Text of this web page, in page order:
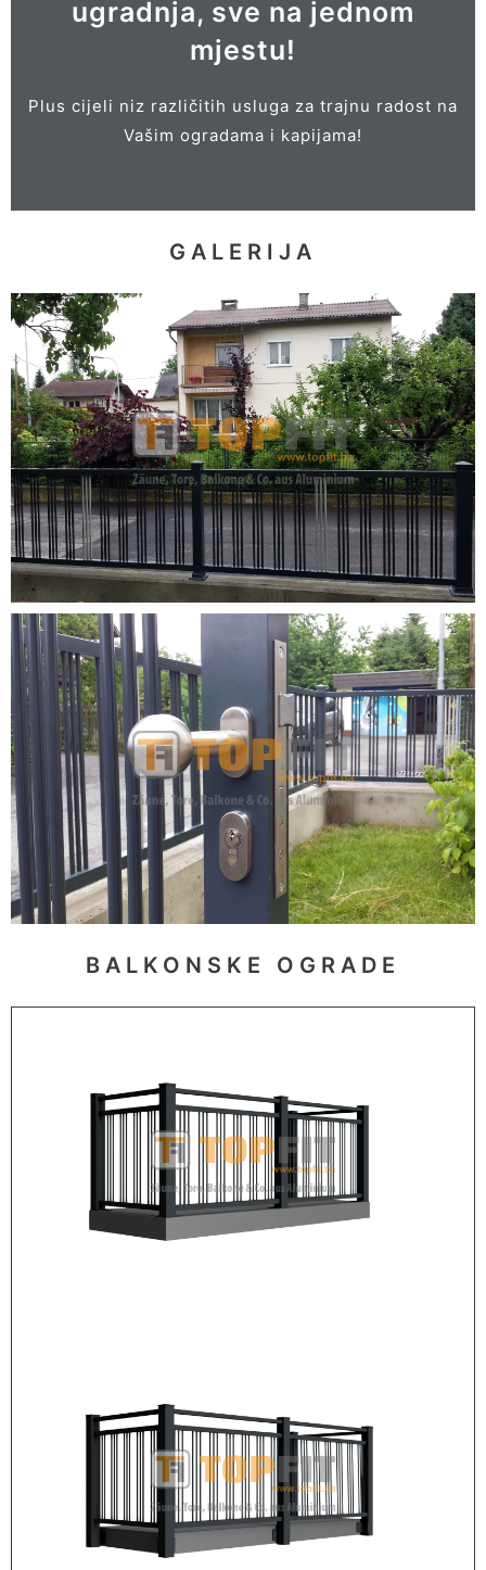
ugradnja, sve na jednom
mjestu!
Plus cijeli niz različitih usluga za trajnu radost na
Vašim ogradama i kapijama!
POŠTANSKA SANDUČAD,
INTERFONI, ELEKTROMOTORI,
BOKSOVI ZA KANTE OD SMEĆA
i dr.
GALERIJA
BALKONSKE OGRADE